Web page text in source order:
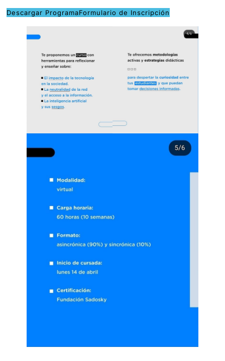
Descargar ProgramaFormulario de Inscripción